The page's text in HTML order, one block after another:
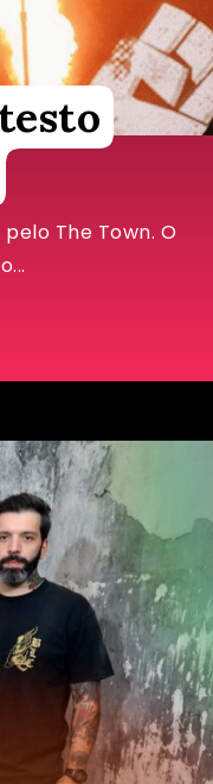
The Town. O